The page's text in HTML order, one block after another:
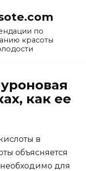
по
красоты
как ее
в
объясняется
для